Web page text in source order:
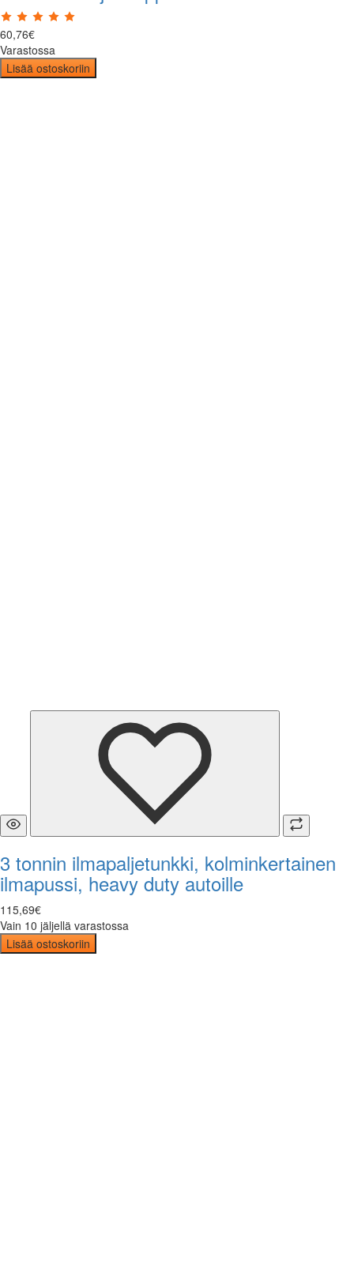
60,76€
Varastossa
Lisää ostoskoriin
3 tonnin ilmapaljetunkki, kolminkertainen
ilmapussi, heavy duty autoille
115,69€
Vain 10 jäljellä varastossa
Lisää ostoskoriin